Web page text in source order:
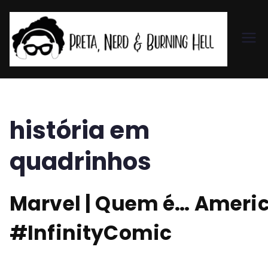
et
d
história em
quadrinhos
Marvel | Quem é…
#InfinityComic